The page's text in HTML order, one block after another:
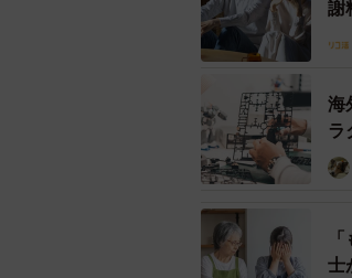
婚姻期間や不倫期
や請求手続きに
に進めることで、
また、配偶者だけ
◆相手の配偶者・
謝
海
ラ
説
士